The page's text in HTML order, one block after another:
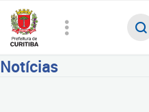
Notícias